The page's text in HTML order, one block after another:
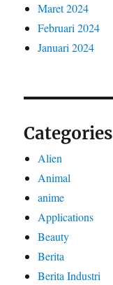
Maret 2024
Februari 2024
Januari 2024
Categories
Alien
Animal
anime
Applications
Beauty
Berita
Berita Industri